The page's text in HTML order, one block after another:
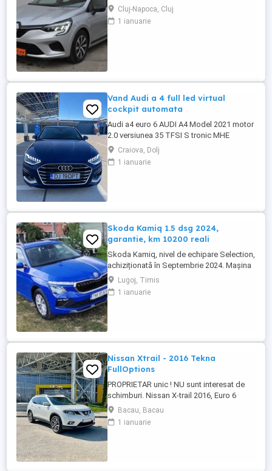
GARANTIE TEHNICA: 12 luni sau 20.000
km inclusa in pret! Posibilitate extindere
garantie tehnica pana la 36 luni, fara limita
Cluj-Napoca, Cluj
1 ianuarie
Vand Audi a 4 full led virtual
cockpit automata
Audi a4 euro 6 AUDI A4 Model 2021 motor
2.0 versiunea 35 TFSI S tronic MHE
consum și impozit redus * Cutie automată
S-Tronic * Start Stop * Audi Preesense (
franare de urgenta) * Bord digital *
Craiova, Dolj
1 ianuarie
Skoda Kamiq 1.5 dsg 2024,
garantie, km 10200 reali
Skoda Kamiq, nivel de echipare Selection,
achiziționată în Septembrie 2024. Mașina
se află într-o stare impecabila. Detalii
tehnice: Motorizare: 1.5 TSI, 150 CP
Transmisie: Automată DSG An fabricație:
Lugoj, Timis
1 ianuarie
Nissan Xtrail - 2016 Tekna
FullOptions
PROPRIETAR unic ! NU sunt interesat de
schimburi. Nissan X-trail 2016, Euro 6
244000 km reali in crestere, masina
ruleaza zilnic Motorizare PureDrive 1.6 dCi
130CP Distributie pe lant Cutie manuala
Bacau, Bacau
1 ianuarie